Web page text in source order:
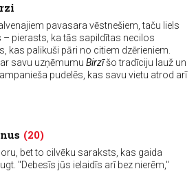
pavasara vēstnešiem, taču liels
pierasts, ka tās sapildītas necilos
kas palikuši pāri no citiem dzērieniem.
savu uzņēmumuBirzīšo tradīciju lauž un
pudelēs, kas savu vietu atrod arī
(20)
bet to cilvēku saraksts, kas gaida
"Debesīs jūs ielaidīs arī bez nierēm,"